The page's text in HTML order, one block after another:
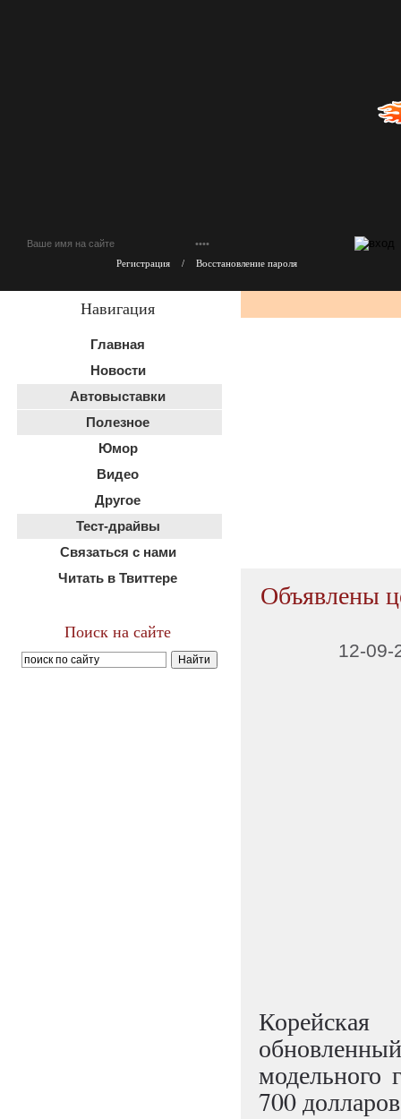
Регистрация / Восстановление пароля
Навигация
Главная
Новости
Автовыставки
Полезное
Юмор
Видео
Другое
Тест-драйвы
Связаться с нами
Читать в Твиттере
Поиск на сайте
Объявлены
12-
700